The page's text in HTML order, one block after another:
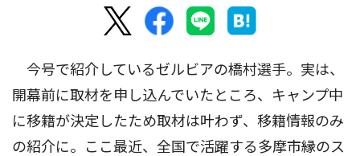
今号で紹介しているゼルビアの橋村選手。実は、
開幕前に取材を申し込んでいたところ、キャンプ中
に移籍が決定したため取材は叶わず、移籍情報のみ
の紹介に。ここ最近、全国で活躍する多摩市縁のス